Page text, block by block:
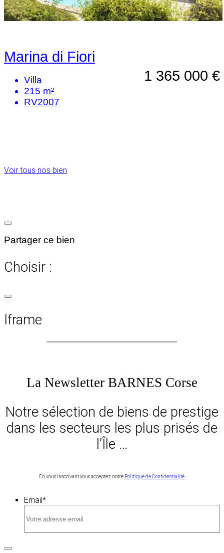
Marina di Fiori
1 365 000 €
Villa
215 m²
RV2007
Voir tous nos bien
Partager ce bien
Choisir :
Iframe
La Newsletter BARNES Corse
Notre sélection de biens de prestige
dans les secteurs les plus prisés de
l’Île …
En vous inscrivant vous acceptez notre Politique de Confidentialité.
Email*